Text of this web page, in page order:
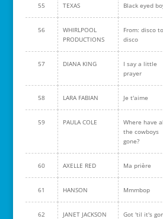
55 TEXAS Black eyed
56
WHIRLPOOL
PRODUCTIONS
From: disco
disco
57 DIANA KING
I say a little
prayer
58 LARA FABIAN Je t'aime
59 PAULA COLE
Where have
the cowboys
gone?
60 AXELLE RED Ma prière
61 HANSON Mmmbop
62
JANET JACKSON
Got 'til it's